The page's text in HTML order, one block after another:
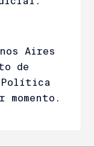
Aires
de